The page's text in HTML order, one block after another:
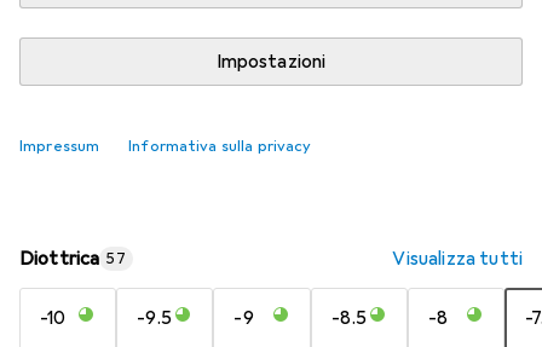
Impostazioni
Impressum Informativa sulla privacy
Aggiungi al carrello
Diottrica 57 Visualizza tutti
-10 -9.5 -9 -8.5 -8 -